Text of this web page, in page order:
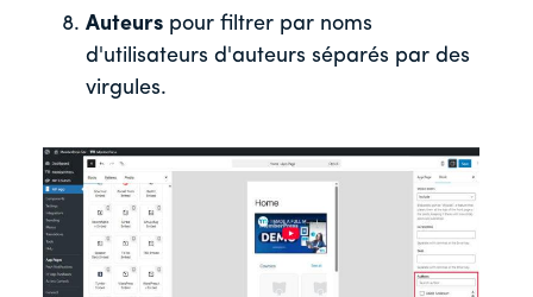
Auteurs pour filtrer par noms
d'utilisateurs d'auteurs séparés par des
virgules.